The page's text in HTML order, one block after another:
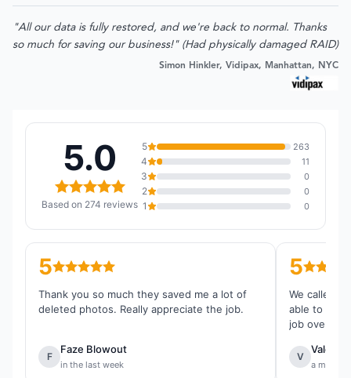
"All our data is fully restored, and we're back to normal. Thanks
so much for saving our business!" (Had physically damaged RAID)
Simon Hinkler, Vidipax, Manhattan, NYC
5.0
Based on 274 reviews
5 263
4 11
3 0
2 0
1 0
5
Thank you so much they saved me a lot of
deleted photos. Really appreciate the job.
F
Faze Blowout
in the last week
5
We called
able to
job overall.
V
a month